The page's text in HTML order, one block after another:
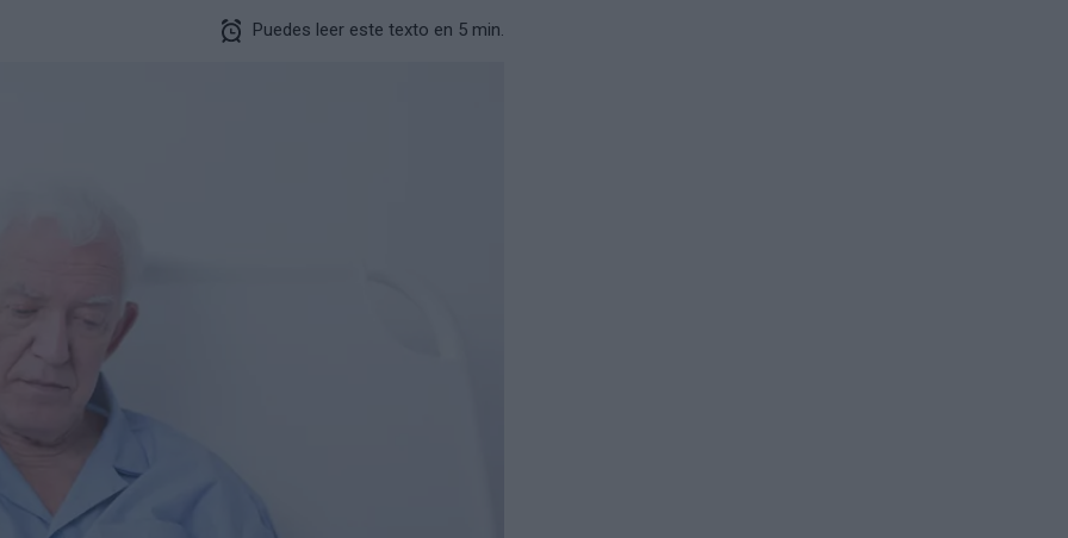
Puedes leer este texto en 5 min.